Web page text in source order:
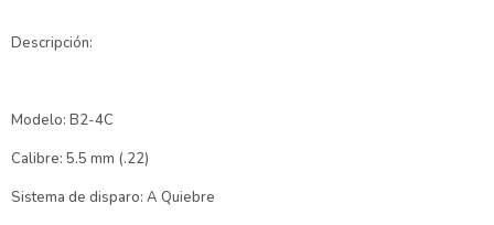
Descripción:
Modelo: B2-4C
Calibre: 5.5 mm (.22)
Sistema de disparo: A Quiebre